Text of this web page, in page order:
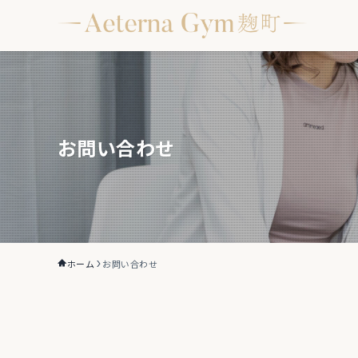
お問い合わせ
ホーム お問い合わせ